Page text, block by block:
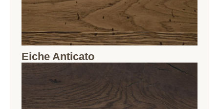
Eiche Anticato